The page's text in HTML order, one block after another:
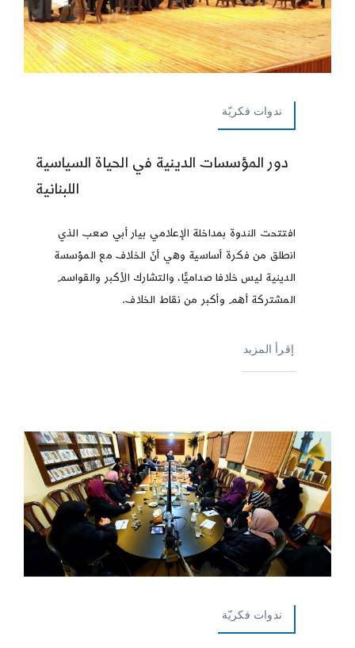
ندوات فكريّة
دور المؤسسات الدينية في الحياة السياسية
اللبنانية
افتتحت الندوة بمداخلة الإعلامي بيار أبي صعب الذي
انطلق من فكرة أساسية وهي أنّ الخلاف مع المؤسسة
الدينية ليس خلافا صداميًّا، والتشارك الأكبر والقواسم
المشتركة أهم وأكبر من نقاط الخلاف.
إقرأ المزيد
ندوات فكريّة